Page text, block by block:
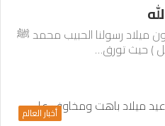
ميلاد رسولنا الحبيب محمد ﷺ
) حيث تورق…
أخبار العالم